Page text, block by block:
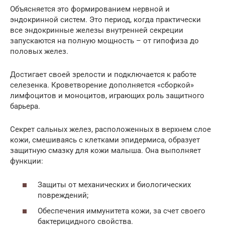
Объясняется это формированием нервной и
эндокринной систем. Это период, когда практически
все эндокринные железы внутренней секреции
запускаются на полную мощность – от гипофиза до
половых желез.
Достигает своей зрелости и подключается к работе
селезенка. Кроветворение дополняется «сборкой»
лимфоцитов и моноцитов, играющих роль защитного
барьера.
Секрет сальных желез, расположенных в верхнем слое
кожи, смешиваясь с клетками эпидермиса, образует
защитную смазку для кожи малыша. Она выполняет
функции:
Защиты от механических и биологических
повреждений;
Обеспечения иммунитета кожи, за счет своего
бактерицидного свойства.